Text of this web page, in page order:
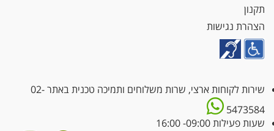
תקנון
הצהרת נגישות
שירות לקוחות ארצי, שרות משלוחים ותמיכה טכנית באתר02-
5473584
שעות פעילות 09:00- 16:00